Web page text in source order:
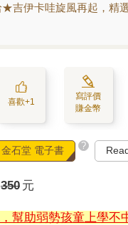
★吉伊卡哇旋風再起，精
喜歡+1
寫評價
賺金幣
金石堂 電子書 ?
350 元
幫助弱勢孩童上學不